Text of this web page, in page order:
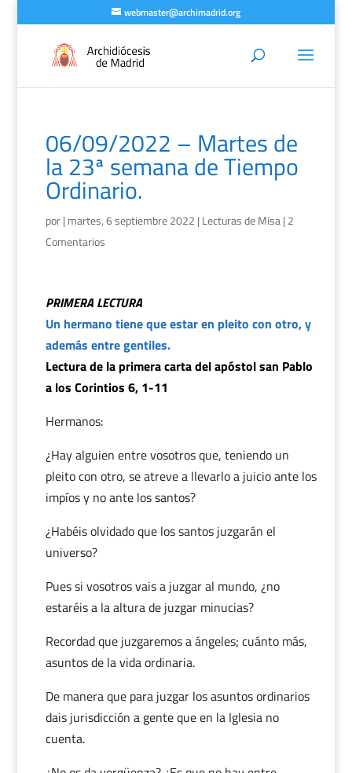
webmaster@archimadrid.org
06/09/2022 – Martes de
la 23ª semana de Tiempo
Ordinario.
por| martes, 6 septiembre 2022 | Lecturas de Misa| 2
Comentarios
PRIMERA LECTURA
Un hermano tiene que estar en pleito con otro, y
además entre gentiles.
Lectura de la primera carta del apóstol san Pablo
a los Corintios 6, 1-11
Hermanos:
¿Hay alguien entre vosotros que, teniendo un
pleito con otro, se atreve a llevarlo a juicio ante los
impíos y no ante los santos?
¿Habéis olvidado que los santos juzgarán el
universo?
Pues si vosotros vais a juzgar al mundo, ¿no
estaréis a la altura de juzgar minucias?
Recordad que juzgaremos a ángeles; cuánto más,
asuntos de la vida ordinaria.
De manera que para juzgar los asuntos ordinarios
dais jurisdicción a gente que en la Iglesia no
cuenta.